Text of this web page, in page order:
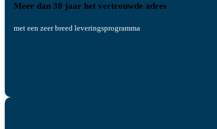
Meer dan 30 jaar het vertrouwde adres
met een zeer breed leveringsprogramma